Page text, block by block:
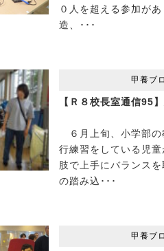
０人を超える参加が
造、･･･
甲養ブ
【Ｒ８校長室通信95
６月上旬、小学部の
行練習をしている児
肢で上手にバランス
の踏み込･･･
甲養ブ